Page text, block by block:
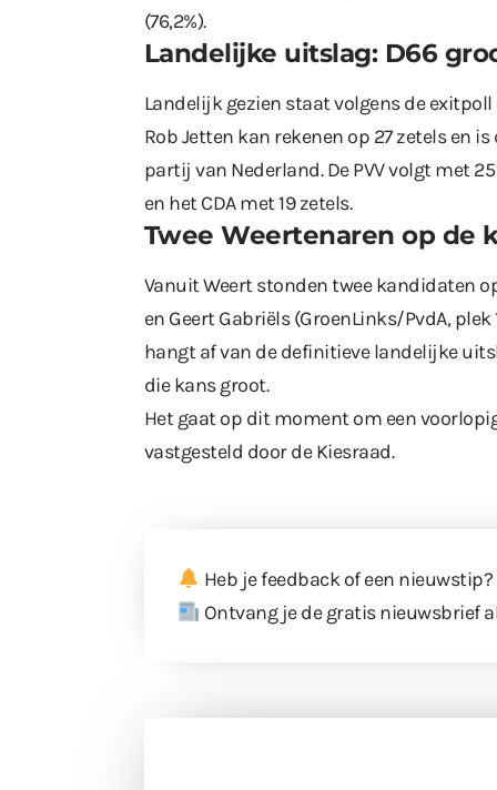
(76,2%).
Landelijke uitslag: D66
Landelijk gezien staat volgens de
Rob Jetten kan rekenen op 27 zetels en
partij van Nederland. De PVV volgt met
en het CDA met 19 zetels.
Twee Weertenaren op de
Vanuit Weert stonden twee kandidaten
en Geert Gabriëls (GroenLinks/PvdA,
hangt af van de definitieve landelijke
die kans groot.
Het gaat op dit moment om een
vastgesteld door de Kiesraad.
Heb je feedback of een nieuwstip?
Ontvang je de gratis nieuwsbrief